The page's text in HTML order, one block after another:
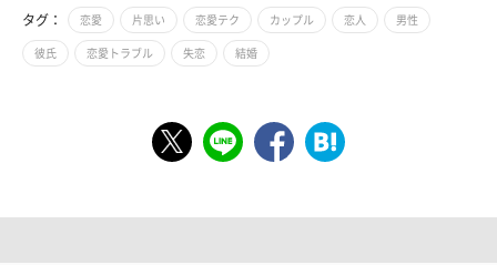
タグ： 恋愛 片思い 恋愛テク カップル 恋人 男性
彼氏 恋愛トラブル 失恋 結婚